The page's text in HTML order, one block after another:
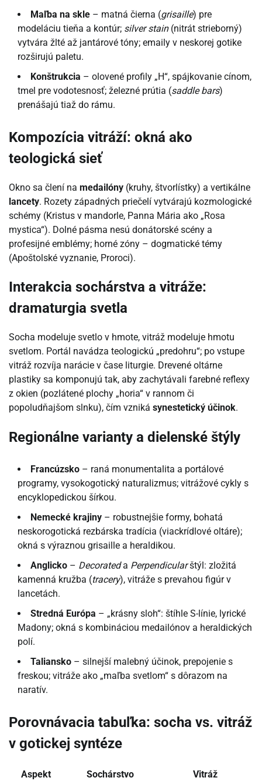
Maľba na skle – matná čierna (grisaille) pre
modeláciu tieňa a kontúr; silver stain(nitrát strieborný)
vytvára žlté až jantárové tóny; emaily v neskorej gotike
rozširujú paletu.
Konštrukcia – olovené profily „H“, spájkovanie cínom,
tmel pre vodotesnosť; železné prútia (saddle bars)
prenášajú tiaž do rámu.
Kompozícia vitráží: okná ako
teologická sieť
Okno sa člení na medailóny (kruhy, štvorlístky) a vertikálne
lancety. Rozety západných priečelí vytvárajú kozmologické
schémy (Kristus v mandorle, Panna Mária ako „Rosa
mystica“). Dolné pásma nesú donátorské scény a
profesijné emblémy; horné zóny – dogmatické témy
(Apoštolské vyznanie, Proroci).
Interakcia sochárstva a vitráže:
dramaturgia svetla
Socha modeluje svetlo v hmote, vitráž modeluje hmotu
svetlom. Portál navádza teologickú „predohru“; po vstupe
vitráž rozvíja narácie v čase liturgie. Drevené oltárne
plastiky sa komponujú tak, aby zachytávali farebné reflexy
z okien (pozlátené plochy „horia“ v rannom či
popoludňajšom slnku), čím vzniká synestetický účinok.
Regionálne varianty a dielenské štýly
Francúzsko – raná monumentalita a portálové
programy, vysokogotický naturalizmus; vitrážové cykly s
encyklopedickou šírkou.
Nemecké krajiny – robustnejšie formy, bohatá
neskorogotická rezbárska tradícia (viackrídlové oltáre);
okná s výraznou grisaille a heraldikou.
Anglicko – Decorateda Perpendicularštýl: zložitá
kamenná kružba (tracery), vitráže s prevahou figúr v
lancetách.
Stredná Európa – „krásny sloh“: štíhle S-línie, lyrické
Madony; okná s kombináciou medailónov a heraldických
polí.
Taliansko – silnejší malebný účinok, prepojenie s
freskou; vitráže ako „maľba svetlom“ s dôrazom na
naratív.
Porovnávacia tabuľka: socha vs. vitráž
v gotickej syntéze
Aspekt Sochárstvo Vitráž